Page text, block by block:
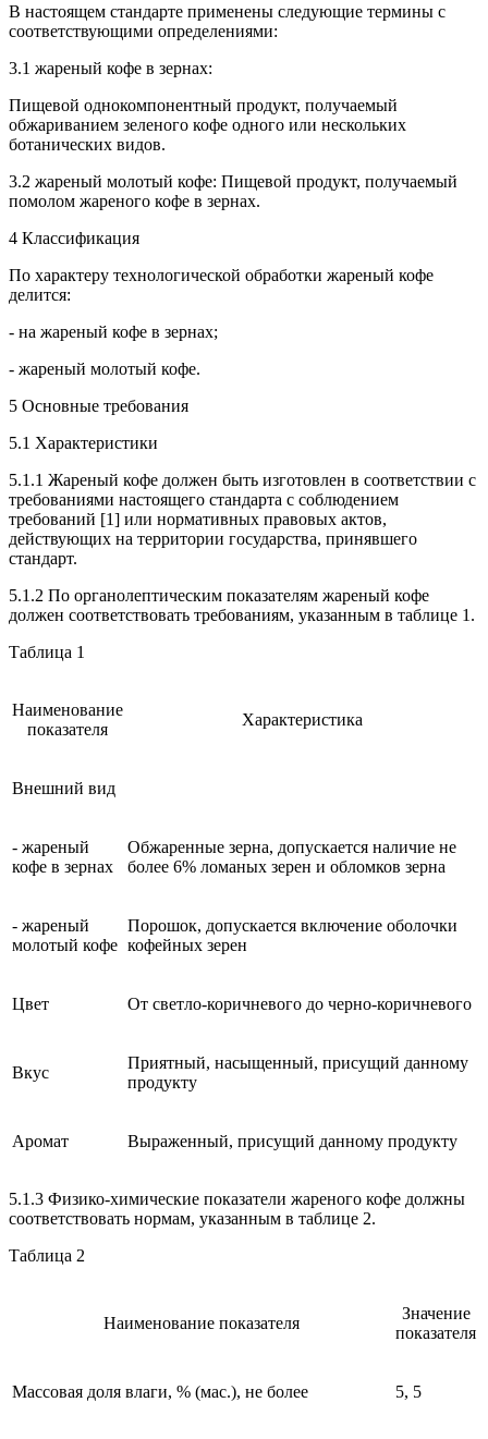
В настоящем стандарте применены следующие термины с
соответствующими определениями:
3.1 жареный кофе в зернах:
Пищевой однокомпонентный продукт, получаемый
обжариванием зеленого кофе одного или нескольких
ботанических видов.
3.2 жареный молотый кофе: Пищевой продукт, получаемый
помолом жареного кофе в зернах.
4 Классификация
По характеру технологической обработки жареный кофе
делится:
- на жареный кофе в зернах;
- жареный молотый кофе.
5 Основные требования
5.1 Характеристики
5.1.1 Жареный кофе должен быть изготовлен в соответствии с
требованиями настоящего стандарта с соблюдением
требований [1] или нормативных правовых актов,
действующих на территории государства, принявшего
стандарт.
5.1.2 По органолептическим показателям жареный кофе
должен соответствовать требованиям, указанным в таблице 1.
Таблица 1
Наименование
показателя
Характеристика
Внешний вид
- жареный
кофе в зернах
Обжаренные зерна, допускается наличие не
более 6% ломаных зерен и обломков зерна
- жареный
молотый кофе
Порошок, допускается включение оболочки
кофейных зерен
Цвет От светло-коричневого до черно-коричневого
Вкус
Приятный, насыщенный, присущий данному
продукту
Аромат Выраженный, присущий данному продукту
5.1.3 Физико-химические показатели жареного кофе должны
соответствовать нормам, указанным в таблице 2.
Таблица 2
Наименование показателя
Значение
показателя
Массовая доля влаги, % (мас.), не более 5, 5